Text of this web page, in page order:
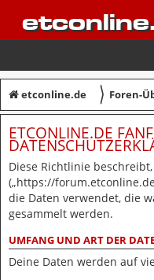
etconline.de 〉 Foren-
ETCONLINE.DE
Diese Richtlinie
(„https://
die Daten verwendet, die
gesammelt werden.
UMFANG UND ART DER
Deine Daten werden auf